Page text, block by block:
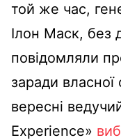
той же час,
Ілон Маск, без
повідомляли
заради власної
вересні
Experience»